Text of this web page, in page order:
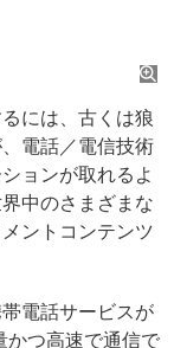
には、古くは狼
電話／電信技術
ョンが取れるよ
中のさまざまな
ントコンテンツ
電話サービスが
かつ高速で通信で